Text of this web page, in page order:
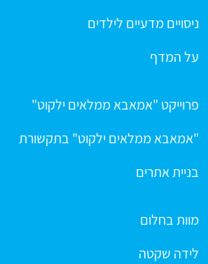
ניסויים מדעיים לילדים
על המדף
פרוייקט "אמאבא ממלאים ילקוט"
"אמאבא ממלאים ילקוט" בתקשורת
בניית אתרים
מוות בחלום
לידה שקטה